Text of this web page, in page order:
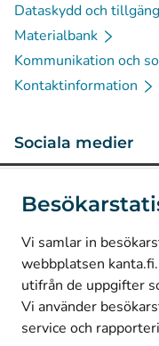
Vi samlar in
webbplatsen
utifrån de uppgifter
Vi använder
service och
Dataskydd och
Materialbank
Kommunikation och
Kontaktinformation
Sociala medier
LinkedIn(Avautuu
Facebook
Avautuu
© Kanta-Palvelut,
Dataskydd